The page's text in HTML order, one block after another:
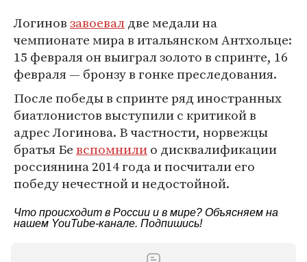
Логиновзавоевалдве медали на
чемпионате мира в итальянском Антхольце:
15 февраля он выиграл золото в спринте, 16
февраля — бронзу в гонке преследования.
После победы в спринте ряд иностранных
биатлонистов выступили с критикой в
адрес Логинова. В частности, норвежцы
братья Бевспомнилио дисквалификации
россиянина 2014 года и посчитали его
победу нечестной и недостойной.
Что происходит в России и в мире? Объясняем на
нашем YouTube-канале. Подпишись!